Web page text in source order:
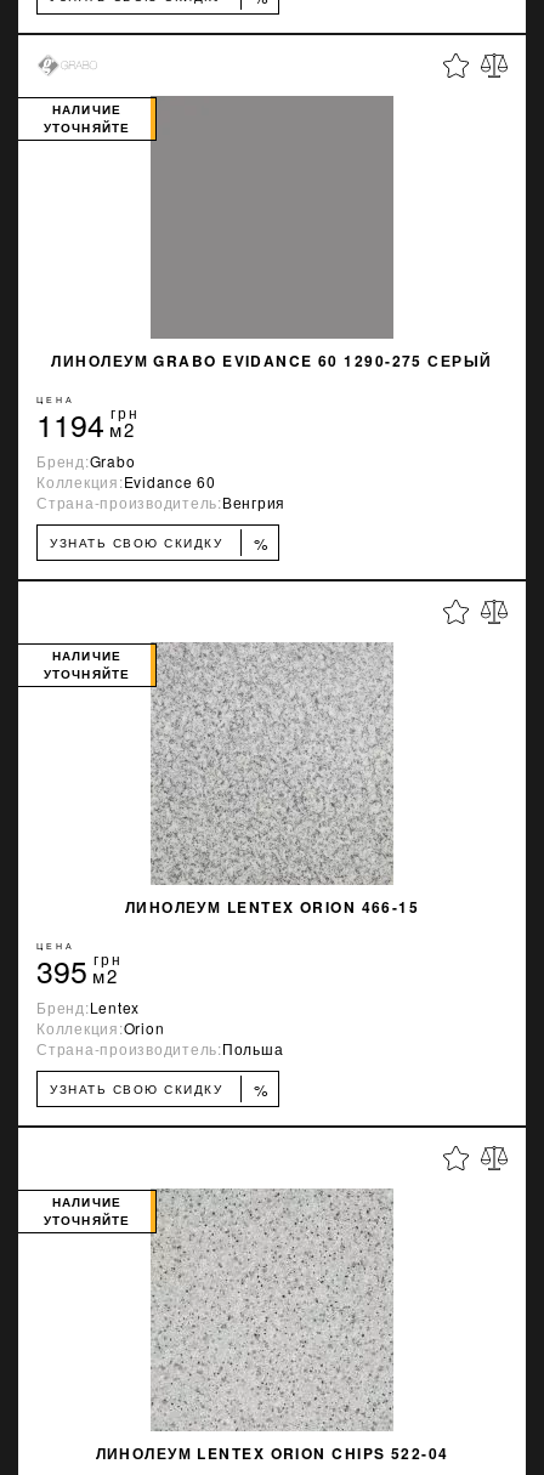
ЛИНОЛЕУМ GRABO EVIDANCE 60 1290-275 СЕРЫЙ
НАЛИЧИЕ
УТОЧНЯЙТЕ
ЦЕНА
1194 грн
м2
Бренд:Grabo
Коллекция:Evidance 60
Страна-производитель:Венгрия
УЗНАТЬ СВОЮ СКИДКУ %
ЛИНОЛЕУМ LENTEX ORION 466-15
НАЛИЧИЕ
УТОЧНЯЙТЕ
ЦЕНА
395 грн
м2
Бренд:Lentex
Коллекция:Orion
Страна-производитель:Польша
УЗНАТЬ СВОЮ СКИДКУ %
ЛИНОЛЕУМ LENTEX ORION CHIPS 522-04
НАЛИЧИЕ
УТОЧНЯЙТЕ